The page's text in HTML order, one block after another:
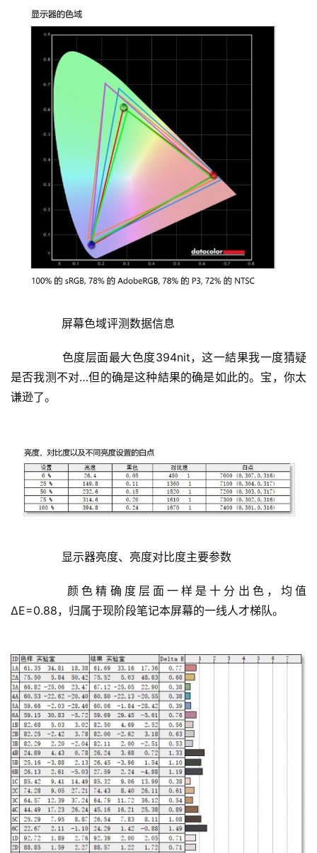
	  屏幕色域评测数据信息
是否我测不对…但的确是这种結果的确是如此的。宝，你太
谦逊了。
	  显示器亮度、亮度对比度主要参数
ΔE=0.88，归属于现阶段笔记本屏幕的一线人才梯队。